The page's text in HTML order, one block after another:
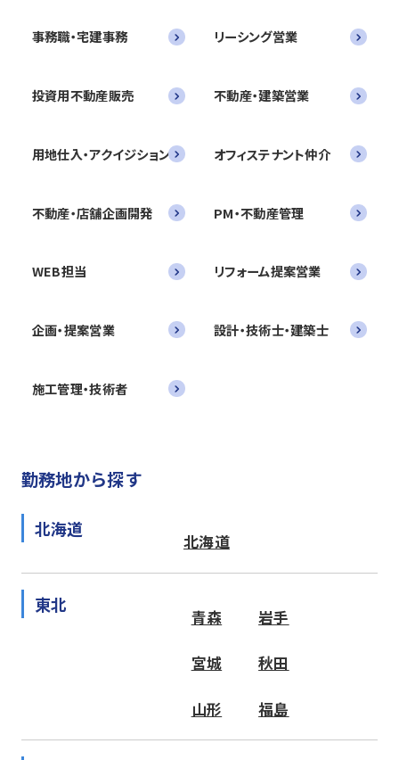
事務職・宅建事務 リーシング営業
投資用不動産販売 不動産・建築営業
用地仕入・アクイジション オフィステナント仲介
不動産・店舗企画開発 PM・不動産管理
WEB担当 リフォーム提案営業
企画・提案営業 設計・技術士・建築士
施工管理・技術者
勤務地から探す
北海道
北海道
東北
青森 岩手
宮城 秋田
山形 福島